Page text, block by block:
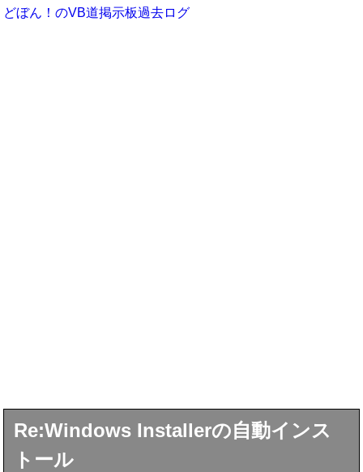
どぼん！のVB道掲示板過去ログ
Re:Windows Installerの自動インス
トール